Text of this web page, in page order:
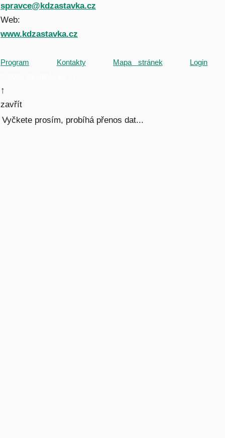
spravce@kdzastavka.cz
Web:
www.kdzastavka.cz
Program Kontakty· Mapa stránek Login
↑
zavřít
Vyčkete prosím, probíhá přenos dat...